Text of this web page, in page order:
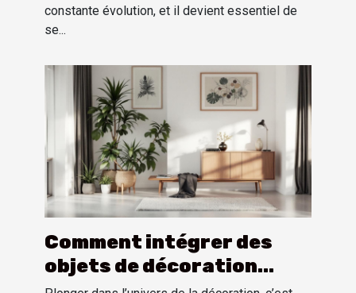
constante évolution, et il devient essentiel de
se...
Comment intégrer des
objets de décoration